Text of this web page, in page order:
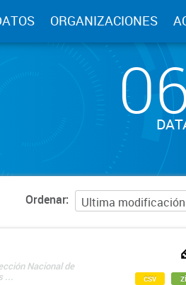
ORGANIZACIONES
Ordenar
Nacional de
...
csv